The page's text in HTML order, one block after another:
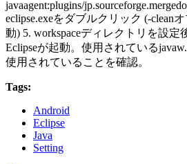
javaagent:plugins/
eclipse.exeをダブルクリック (-clean
動) 5. workspaceディレクトリを設定
Eclipseが起動。使用されている
使用されていることを確認。
Tags:
Android
Eclipse
Java
Setting